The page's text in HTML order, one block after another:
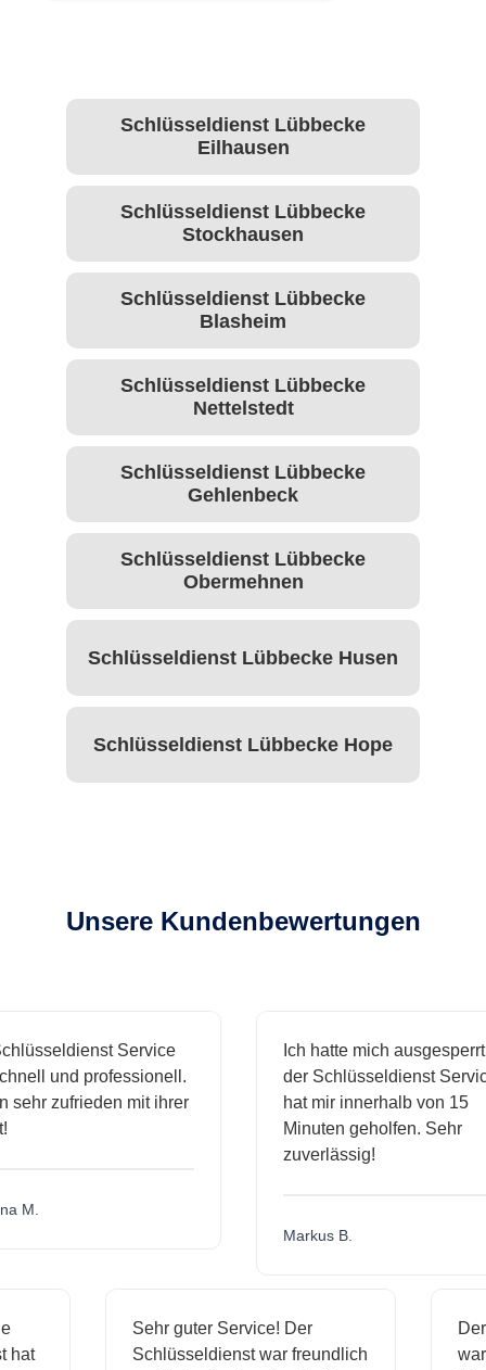
Schlüsseldienst Lübbecke
Eilhausen
Schlüsseldienst Lübbecke
Stockhausen
Schlüsseldienst Lübbecke
Blasheim
Schlüsseldienst Lübbecke
Nettelstedt
Schlüsseldienst Lübbecke
Gehlenbeck
Schlüsseldienst Lübbecke
Obermehnen
Schlüsseldienst Lübbecke Husen
Schlüsseldienst Lübbecke Hope
Unsere Kundenbewertungen
Service
und professionell.
zufrieden mit ihrer
M.
Ich hatte mich ausgesperrt
der Schlüsseldienst Service
hat mir innerhalb von 15
Minuten geholfen. Sehr
zuverlässig!
Markus B.
hat
Sehr guter Service! Der
Schlüsseldienst war freundlich